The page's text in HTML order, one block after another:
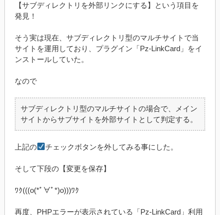
【サブディレクトリを外部リンクにする】という項目を
発見！
そう実は現在、サブディレクトリ型のマルチサイトで当
サイトを運用しており、プラグイン「Pz-LinkCard」をイ
ンストールしていた。
なので
サブディレクトリ型のマルチサイトの場合で、メイン
サイトからサブサイトを外部サイトとして判定する。
上記の チェックボタンを外してみる事にした。
そして下段の【変更を保存】
ﾜｸ(((o(*ﾟ∀ﾟ*)o)))ﾜｸ
再度、PHPエラーが表示されている「Pz-LinkCard」利用